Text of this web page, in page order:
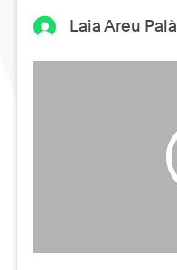
Laia Areu Palà